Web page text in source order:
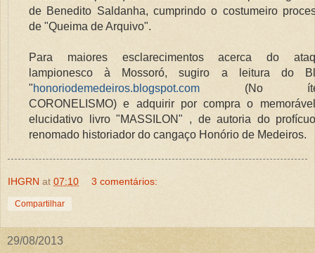
de Benedito Saldanha, cumprindo o costumeiro
de "Queima de Arquivo".
Para maiores esclarecimentos acerca do
lampionesco à Mossoró, sugiro a leitura do
"honoriodemedeiros.blogspot.com (No
CORONELISMO) e adquirir por compra o
elucidativo livro "MASSILON" , de autoria do
renomado historiador do cangaço Honório de Medeiros.
IHGRN at 07:10 3 comentários:
Compartilhar
29/08/2013